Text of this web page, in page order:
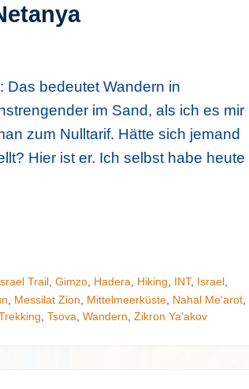
Das bedeutet Wandern in
im Sand, als ich es mir
zum Nulltarif. Hätte sich jemand
Hier ist er. Ich selbst habe heute
Trail, Gimzo, Hadera, Hiking, INT, Israel,
Messilat Zion Mittelmeerküste, Nahal Me'arot,
Tsova Wandern Zikron Ya'akov